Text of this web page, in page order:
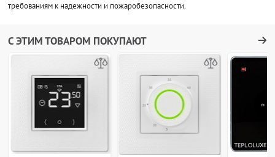
требованиям к надежности и пожаробезопасности.
С ЭТИМ ТОВАРОМ ПОКУПАЮТ